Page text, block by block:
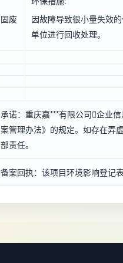
固废
因故障导致很小量失效
单位进行回收处理。
承诺：重庆嘉***有限公司企业信
案管理办法》的规定。如存在弄
部责任。
备案回执：该项目环境影响登记